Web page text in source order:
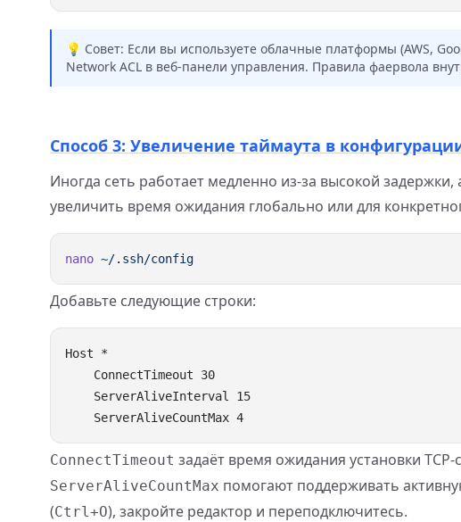
💡 Совет: Если вы используете облачные платформы (AWS,
Network ACL в веб-панели управления. Правила фаервола
Способ 3: Увеличение таймаута в
Иногда сеть работает медленно из-за высокой
увеличить время ожидания глобально или для
nano
Добавьте следующие строки:
Host *
    ConnectTimeout 30
    ServerAliveInterval 15
ConnectTimeout задаёт время ожидания установки TCP-
ServerAliveCountMax помогают поддерживать
(Ctrl+O), закройте редактор и переподключитесь.